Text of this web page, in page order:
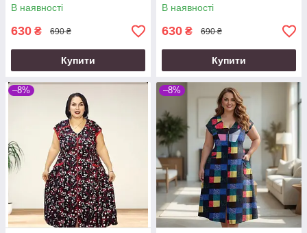
В наявності
630 ₴ 690 ₴
Купити
В наявності
630 ₴ 690 ₴
Купити
–8% –8%